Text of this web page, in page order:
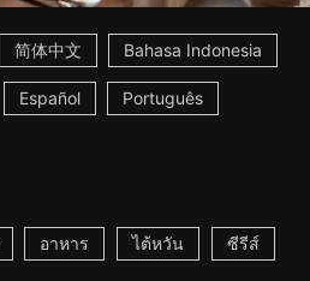
简体中文 Bahasa Indonesia
Español Português
อาหาร ไต้หวัน ซีรีส์